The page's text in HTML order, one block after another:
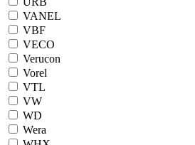
VANEL
VBF
VECO
Verucon
Vorel
VTL
VW
WD
Wera